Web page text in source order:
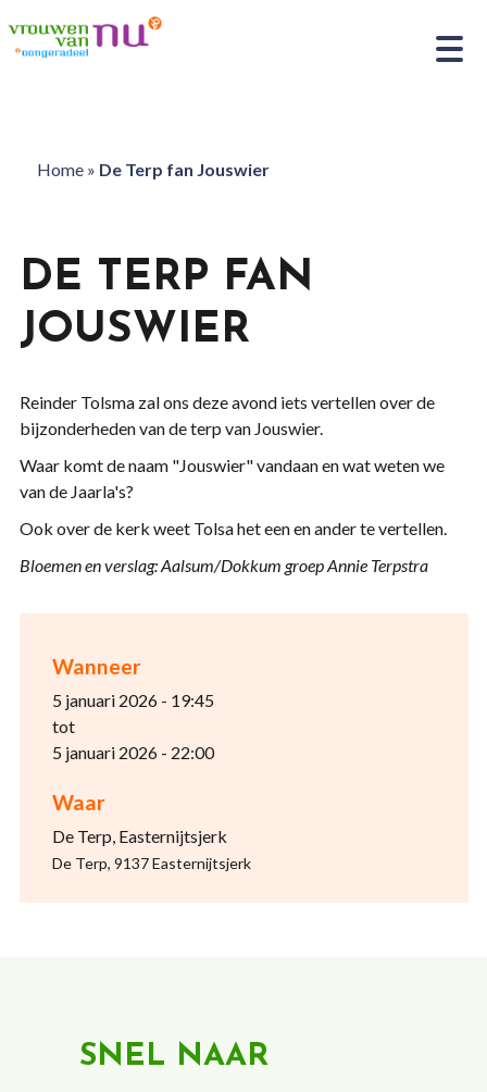
Home» De Terp fan Jouswier
Wanneer
5 januari 2026 - 19:45
tot
5 januari 2026 - 22:00
Waar
De Terp, Easternijtsjerk
De Terp, 9137 Easternijtsjerk
DE TERP FAN
JOUSWIER
Reinder Tolsma zal ons deze avond iets vertellen over de
bijzonderheden van de terp van Jouswier.
Waar komt de naam "Jouswier" vandaan en wat weten we
van de Jaarla's?
Ook over de kerk weet Tolsa het een en ander te vertellen.
Bloemen en verslag: Aalsum/Dokkum groep Annie Terpstra
SNEL NAAR